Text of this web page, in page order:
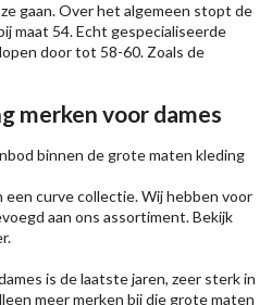
gaan. Over het algemeen stopt de
maat 54. Echt gespecialiseerde
door tot 58-60. Zoals de
merken voor dames
binnen de grote maten kleding
curve collectie. Wij hebben voor
aan ons assortiment. Bekijk
is de laatste jaren, zeer sterk in
meer merken bij die grote maten